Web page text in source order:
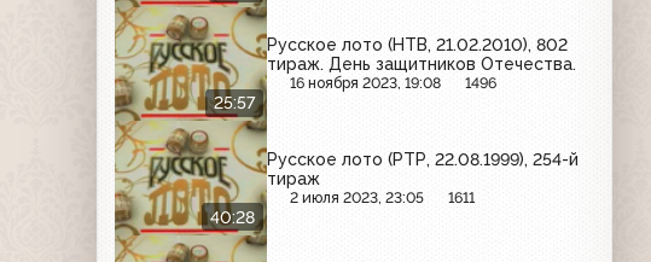
25:57
Русское лото (НТВ, 21.02.2010), 802
тираж. День защитников Отечества.
16 ноября 2023, 19:08 1496
40:28
Русское лото (РТР, 22.08.1999), 254-й
тираж
2 июля 2023, 23:05 1611